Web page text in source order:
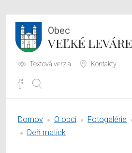
Obec
VEĽKÉ LEVÁRE
Textová verzia Kontakty
Samospráva
Domov O obci Fotogalérie
Deň matiek